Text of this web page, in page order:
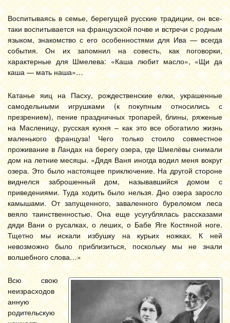
Воспитываясь в семье, берегущей русские традиции, он все-
таки воспитывается на французской почве и встречи с родным
языком, знакомство с его особенностями для Ива — всегда
события. Он их запомнил на совесть, как поговорки,
характерные для Шмелева: «Каша любит масло», «Щи да
каша — мать наша»…
Катанье яиц на Пасху, рождественские елки, украшенные
самодельными игрушками (к покупным относились с
презрением), пение праздничных тропарей, блины, ряженые
на Масленицу, русская кухня – как это все обогатило жизнь
маленького француза! Чего только стоило совместное
проживание в Ландах на берегу озера, где Шмелёвы снимали
дом на летние месяцы. «Дядя Ваня иногда водил меня вокруг
озера. Это было настоящее приключение. На другой стороне
виднелся заброшенный дом, называвшийся домом с
приведениями. Туда ходить было нельзя. Дно озера заросло
камышами. От запущенного, заваленного буреломом леса
веяло таинственностью. Она еще усугублялась рассказами
дяди Вани о русалках, о леших, о Бабе Яге Костяной ноге.
Тщетно мы искали избушку на курьих ножках. К ней
невозможно было приблизиться, поскольку мы не знали
волшебного слова…»
Всю свою
неизрасходов
анную
родительскую